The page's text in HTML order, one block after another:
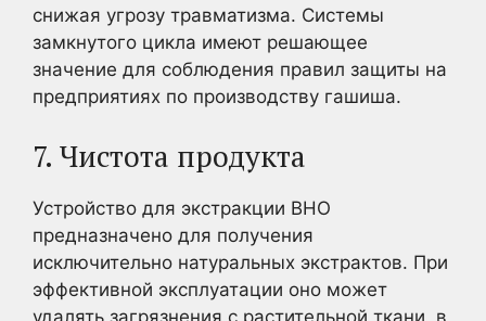
снижая угрозу травматизма. Системы
замкнутого цикла имеют решающее
значение для соблюдения правил защиты на
предприятиях по производству гашиша.
7. Чистота продукта
Устройство для экстракции BHO
предназначено для получения
исключительно натуральных экстрактов. При
эффективной эксплуатации оно может
удалять загрязнения с растительной ткани, в